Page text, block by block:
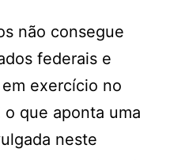
não consegue
federais e
exercício no
o que aponta uma
neste